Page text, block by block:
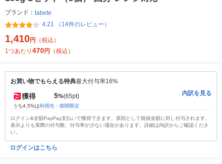
ブランド： tabete
4.21 （14件のレビュー）
1,410円
（税込）
1つあたり 470円 （税込）
お買い物でもらえる特典最大付与率16%
獲得 5%(65pt)
うち4.5%は利用先・期間限定
内訳を見る
ログイン&全額PayPay支払いで獲得できます。原則として税抜金額に対し付与されます。
表示よりも実際の付与数、付与率が少ない場合があります。詳細は内訳からご確認くださ
い。
ログインはこちら